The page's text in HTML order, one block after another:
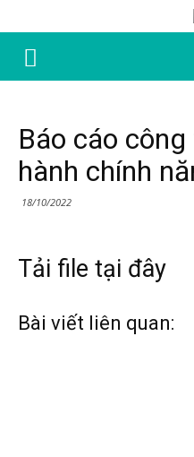
Báo cáo
hành chính
18/10/2022
Tải file tại đây
Bài viết liên quan: